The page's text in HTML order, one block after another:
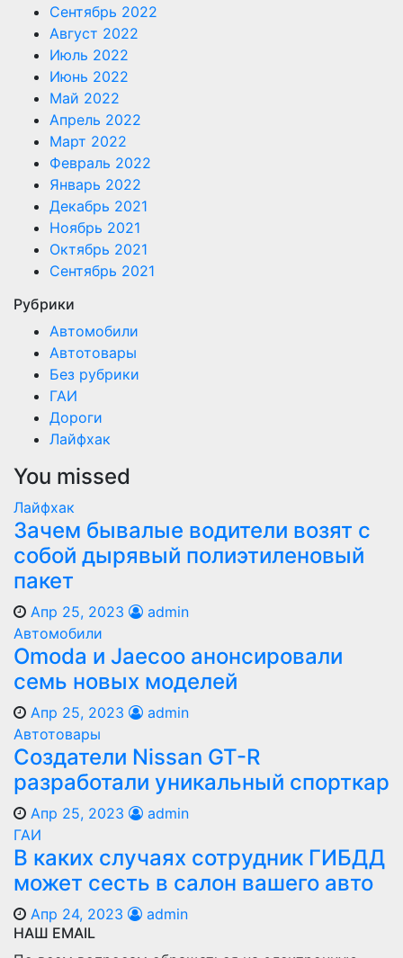
Сентябрь 2022
Август 2022
Июль 2022
Июнь 2022
Май 2022
Апрель 2022
Март 2022
Февраль 2022
Январь 2022
Декабрь 2021
Ноябрь 2021
Октябрь 2021
Сентябрь 2021
Рубрики
Автомобили
Автотовары
Без рубрики
ГАИ
Дороги
Лайфхак
You missed
Лайфхак
Зачем бывалые водители возят с
собой дырявый полиэтиленовый
пакет
Апр 25, 2023
admin
Автомобили
Оmoda и Jaecoo анонсировали
семь новых моделей
Апр 25, 2023
admin
Автотовары
Создатели Nissan GT-R
разработали уникальный спорткар
Апр 25, 2023
admin
ГАИ
В каких случаях сотрудник ГИБДД
может сесть в салон вашего авто
Апр 24, 2023
admin
НАШ EMAIL